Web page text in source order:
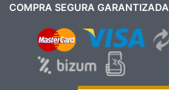
COMPRA SEGURA GARANTIZADA